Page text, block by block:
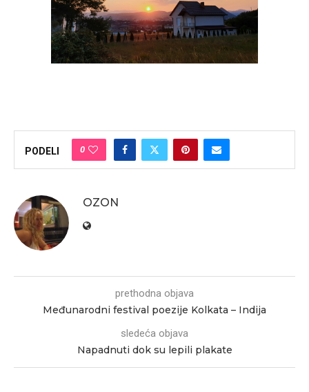
PODELI 0
OZON
prethodna objava
Međunarodni festival poezije Kolkata – Indija
sledeća objava
Napadnuti dok su lepili plakate